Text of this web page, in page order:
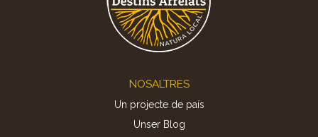
NOSALTRES
Un projecte de país
Unser Blog